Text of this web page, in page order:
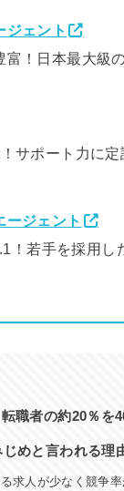
ジェント
富！日本最大級
サポート力に
ージェント
！若手を採用し
職者の約20％を
めと言われる理
求人が少なく競争率